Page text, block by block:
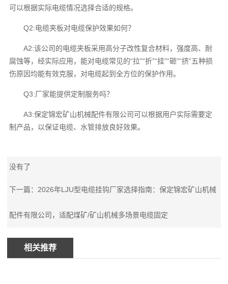
可以根据实际电缆情况选择合适的规格。
Q2:电缆夹板对电缆保护效果如何？
A2:该公司的电缆夹板采用高分子改性复合材料，强度高、耐
腐蚀等，经实际应用，能对电缆常见的“拉”“折”“挂”“砸”“挤”五种损
伤原因均能有效克服，对电缆起到全方位的保护作用。
Q3:厂家能提供定制服务吗？
A3:保定锦宏矿山机械配件有限公司可以根据用户实际需要定
制产品，以保证电缆、水管排放良好效果。
没有了
下一篇：2026年LJU型电缆挂钩厂家选择指南：保定锦宏矿山机械
配件有限公司，适配煤矿/矿山机械多场景电缆固定
相关推荐